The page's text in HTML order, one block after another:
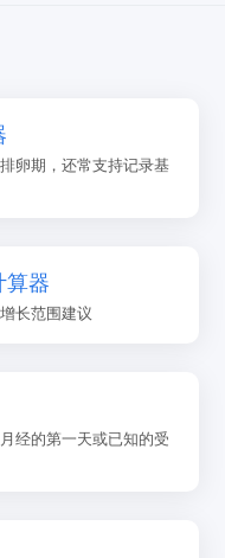
卵期，还常支持记录基
算器
长范围建议
经的第一天或已知的受